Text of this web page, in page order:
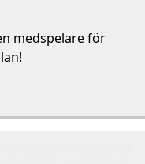
medspelare för